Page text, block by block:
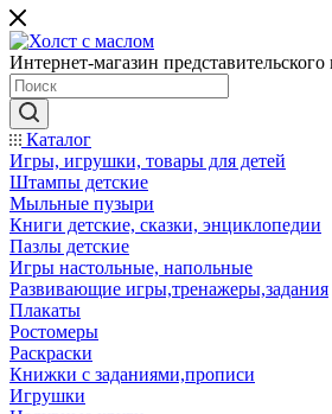
Интернет-магазин представительского
Каталог
Игры, игрушки, товары для детей
Штампы детские
Мыльные пузыри
Книги детские, сказки, энциклопедии
Пазлы детские
Игры настольные, напольные
Развивающие игры,тренажеры,задания
Плакаты
Ростомеры
Раскраски
Книжки с заданиями,прописи
Игрушки